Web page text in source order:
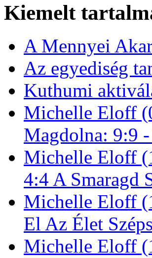
Kiemelt
A Mennyei
Az egyediség
Kuthumi
Michelle Eloff
Magdolna: 9:9
Michelle Eloff
4:4 A Smaragd
Michelle Eloff
El Az Élet
Michelle Eloff